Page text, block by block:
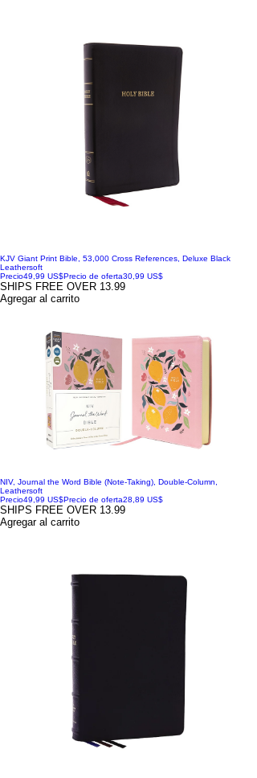
KJV Giant Print Bible, 53,000 Cross References, Deluxe Black
Leathersoft
Precio49,99 US$Precio de oferta30,99 US$
SHIPS FREE OVER 13.99
Agregar al carrito
NIV, Journal the Word Bible (Note-Taking), Double-Column,
Leathersoft
Precio49,99 US$Precio de oferta28,89 US$
SHIPS FREE OVER 13.99
Agregar al carrito